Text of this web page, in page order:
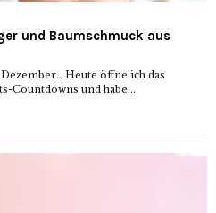
und Baumschmuck aus
Heute öffne ich das
Countdowns und habe...